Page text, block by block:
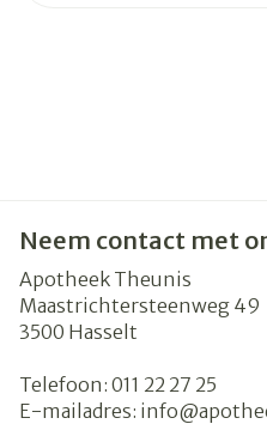
Neem contact met
Apotheek Theunis
Maastrichtersteenweg 49
3500 Hasselt
Telefoon: 011 22 27 25
E-mailadres: info@